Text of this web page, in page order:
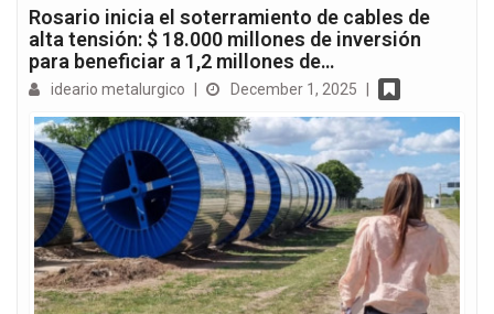
Rosario inicia el soterramiento de cables de
alta tensión: $ 18.000 millones de inversión
para beneficiar a 1,2 millones de…
ideario metalurgico December 1, 2025